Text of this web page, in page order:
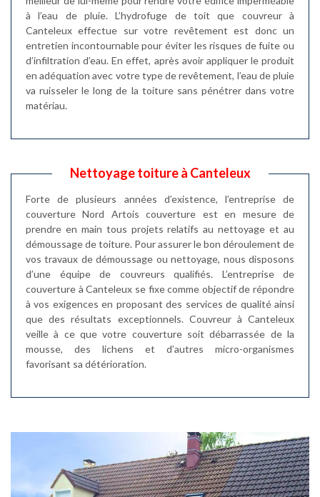
à l’eau de pluie. L’hydrofuge de toit que couvreur à
Canteleux effectue sur votre revêtement est donc un
entretien incontournable pour éviter les risques de fuite ou
d’infiltration d’eau. En effet, après avoir appliquer le produit
en adéquation avec votre type de revêtement, l’eau de pluie
va ruisseler le long de la toiture sans pénétrer dans votre
matériau.
Nettoyage toiture à Canteleux
Forte de plusieurs années d’existence, l’entreprise de
couverture Nord Artois couverture est en mesure de
prendre en main tous projets relatifs au nettoyage et au
démoussage de toiture. Pour assurer le bon déroulement de
vos travaux de démoussage ou nettoyage, nous disposons
d’une équipe de couvreurs qualifiés. L’entreprise de
couverture à Canteleux se fixe comme objectif de répondre
à vos exigences en proposant des services de qualité ainsi
que des résultats exceptionnels. Couvreur à Canteleux
veille à ce que votre couverture soit débarrassée de la
mousse, des lichens et d’autres micro-organismes
favorisant sa détérioration.